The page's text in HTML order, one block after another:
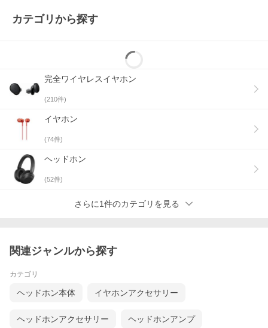
カテゴリから探す
完全ワイヤレスイヤホン
(210件)
イヤホン
(74件)
ヘッドホン
(52件)
さらに1件のカテゴリを見る
関連ジャンルから探す
カテゴリ
ヘッドホン本体 イヤホンアクセサリー
ヘッドホンアクセサリー ヘッドホンアンプ